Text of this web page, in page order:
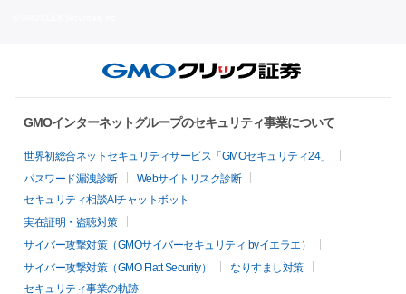
GMOインターネットグループのセキュリティ事業について
世界初総合ネットセキュリティサービス「GMOセキュリティ24」
パスワード漏洩診断
Webサイトリスク診断
セキュリティ相談AIチャットボット
実在証明・盗聴対策
サイバー攻撃対策（GMOサイバーセキュリティ byイエラエ）
サイバー攻撃対策（GMO Flatt Security）
なりすまし対策
セキュリティ事業の軌跡